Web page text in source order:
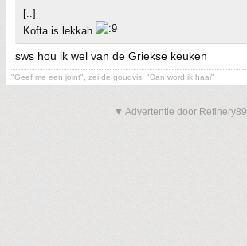
[..]
Kofta is lekkah
sws hou ik wel van de Griekse keuken
"Geef me een joint", zei de goudvis, "Dan word ik haai"
▼ Advertentie door Refinery89